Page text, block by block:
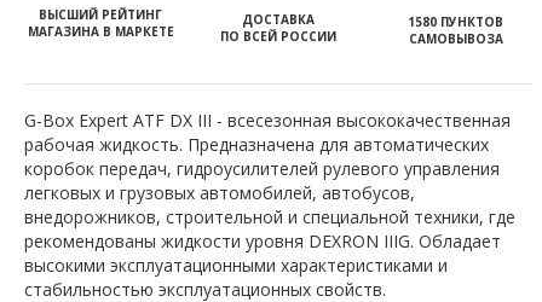
ВЫСШИЙ РЕЙТИНГ
МАГАЗИНА В МАРКЕТЕ
ДОСТАВКА
ПО ВСЕЙ РОССИИ
1580 ПУНКТОВ
САМОВЫВОЗА
G-Box Expert ATF DX III - всесезонная высококачественная
рабочая жидкость. Предназначена для автоматических
коробок передач, гидроусилителей рулевого управления
легковых и грузовых автомобилей, автобусов,
внедорожников, строительной и специальной техники, где
рекомендованы жидкости уровня DEXRON IIIG. Обладает
высокими эксплуатационными характеристиками и
стабильностью эксплуатационных свойств.